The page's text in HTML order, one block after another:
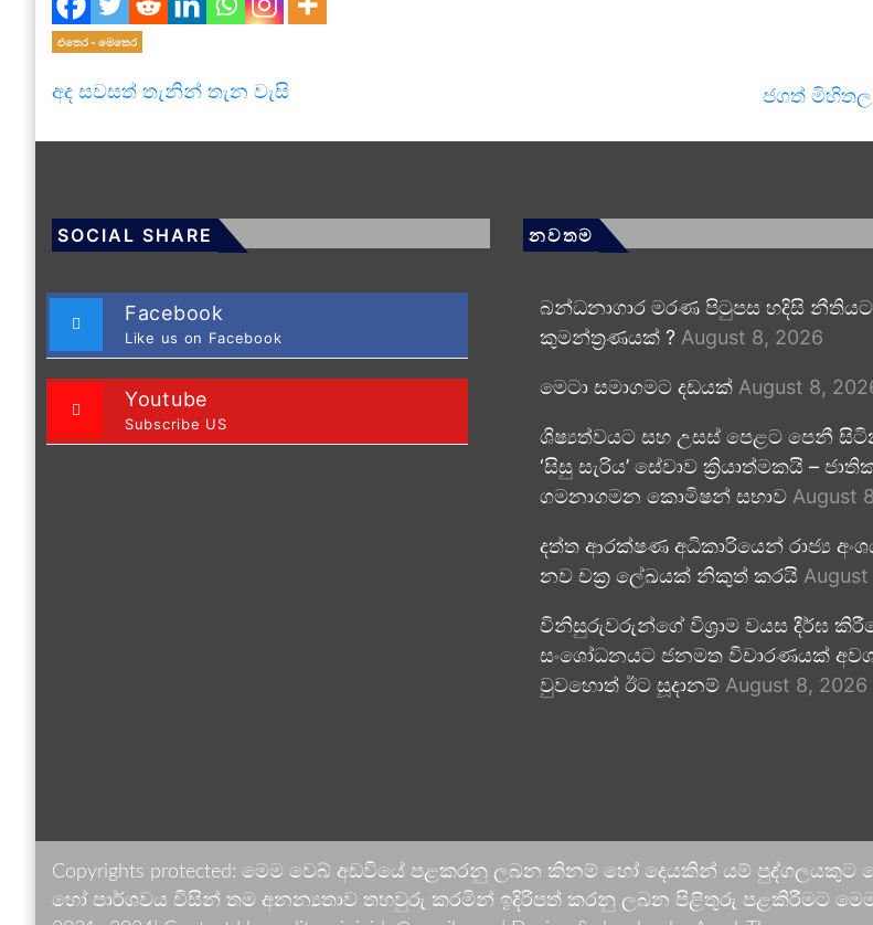
එතෙර - මෙතෙර
අද සවසත් තැනින් තැන වැසි ජගත් මිහිතල
SOCIAL SHARE
Facebook
Like us on Facebook
Youtube
Subscribe US
නවතම
බන්ධනාගාර මරණ පිටුපස හදිසි නීතියට
කුමන්ත්‍රණයක් ? August 8, 2026
මෙටා සමාගමට දඩයක් August 8,
ශිෂ්‍යත්වයට සහ උසස් පෙළට පෙනී
‘සිසු සැරිය’ සේවාව ක්‍රියාත්මකයි –
ගමනාගමන කොමිෂන් සභාව August
දත්ත ආරක්ෂණ අධිකාරියෙන් රාජ්‍ය
නව චක්‍ර ලේඛයක් නිකුත් කරයි
විනිසුරුවරුන්ගේ විශ්‍රාම වයස දීර්ඝ
සංශෝධනයට ජනමත විචාරණයක්
වුවහොත් ඊට සූදානම් August 8, 2026
Copyrights protected: මෙම වෙබ් අඩවියේ පළකරනු ලබන කිනම් හෝ දෙයකින් යම්
හෝ පාර්ශවය විසින් තම අනන්‍යතාව තහවුරු කරමින් ඉදිරිපත් කරනු ලබන පිළිතුරු පළකිරීමට මෙම